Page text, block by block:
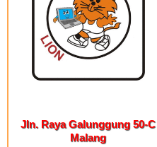
Jln. Raya Galunggung 50-C
Malang